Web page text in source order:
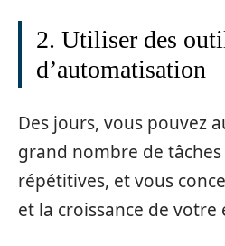
2. Utiliser des
d’automatisation
Des jours, vous pouvez
grand nombre de
répétitives, et vous
et la croissance de votre